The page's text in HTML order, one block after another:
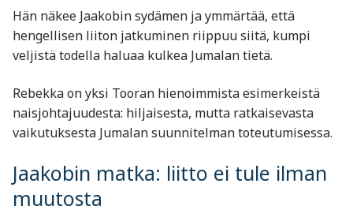
Hän näkee Jaakobin sydämen ja ymmärtää, että
hengellisen liiton jatkuminen riippuu siitä, kumpi
veljistä todella haluaa kulkea Jumalan tietä.
Rebekka on yksi Tooran hienoimmista esimerkeistä
naisjohtajuudesta: hiljaisesta, mutta ratkaisevasta
vaikutuksesta Jumalan suunnitelman toteutumisessa.
Jaakobin matka: liitto ei tule ilman
muutosta